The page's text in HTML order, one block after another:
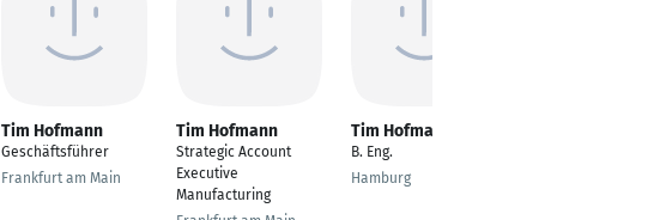
Tim Hofmann
Geschäftsführer
Frankfurt am Main
Tim Hofmann
Strategic Account
Executive
Manufacturing
Tim Hofmann
B. Eng.
Hamburg